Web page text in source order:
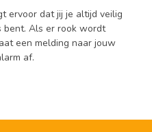
ervoor dat jij je altijd veilig
bent. Als er rook wordt
een melding naar jouw
af.